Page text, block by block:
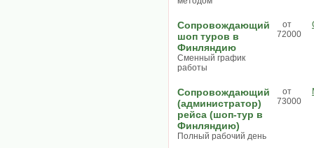
Сопровождающий
шоп туров в
Финляндию
Сменный график
работы
от
72000
Сопровождающий
(администратор)
рейса (шоп-тур в
Финляндию)
Полный рабочий день
от
73000